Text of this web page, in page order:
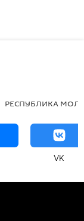
РЕСПУБЛИКА
VK